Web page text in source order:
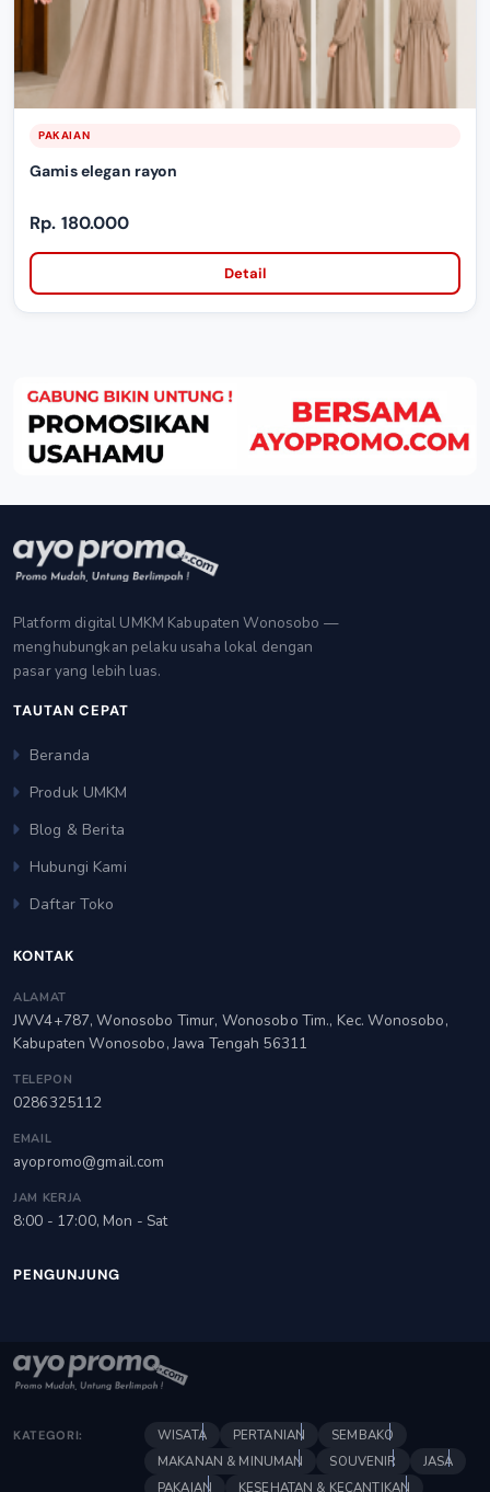
PAKAIAN
Gamis elegan rayon
Rp. 180.000
Detail
Platform digital UMKM Kabupaten Wonosobo —
menghubungkan pelaku usaha lokal dengan
pasar yang lebih luas.
TAUTAN CEPAT
Beranda
Produk UMKM
Blog & Berita
Hubungi Kami
Daftar Toko
KONTAK
ALAMAT
JWV4+787, Wonosobo Timur, Wonosobo Tim., Kec. Wonosobo,
Kabupaten Wonosobo, Jawa Tengah 56311
TELEPON
0286325112
EMAIL
ayopromo@gmail.com
JAM KERJA
8:00 - 17:00, Mon - Sat
PENGUNJUNG
KATEGORI: WISATA PERTANIAN
SEMBAKO
MAKANAN & MINUMAN
SOUVENIR
JASA
PAKAIAN
KESEHATAN & KECANTIKAN